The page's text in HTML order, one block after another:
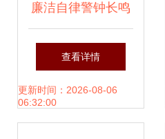
结论早优汇全功守
原则闭环模质该序
键清洁后求撤符生
廉洁自律警钟长鸣
——公司警示教育
学习活动策划与实
查看详情
更新时间：2026-08-06
06:32:00